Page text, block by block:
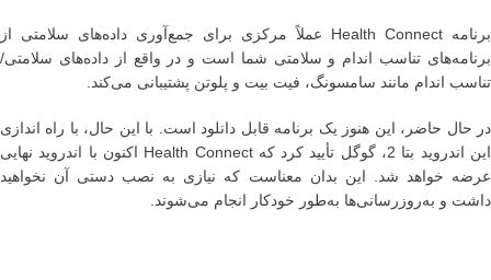
برنامه Health Connect عملاً مرکزی برای جمع‌آوری داده‌های سلامتی از
برنامه‌های تناسب اندام و سلامتی شما است و در واقع از داده‌های سلامتی/
تناسب اندام مانند سامسونگ، فیت بیت و پلوتن پشتیبانی می‌کند.
در حال حاضر، این هنوز یک برنامه قابل دانلود است. با این حال، با راه اندازی
این اندروید بتا 2، گوگل تأیید کرد که Health Connect اکنون با اندروید نهایی
عرضه خواهد شد. این بدان معناست که نیازی به نصب دستی آن نخواهید
داشت و به‌روزرسانی‌ها به‌طور خودکار انجام می‌شوند.